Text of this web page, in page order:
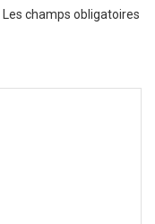
Les champs obligatoires